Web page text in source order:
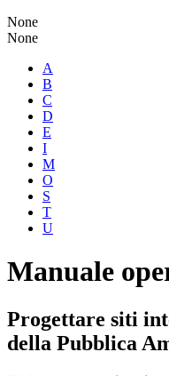
None
None
A
B
C
D
E
I
M
O
S
T
U
Manuale
Progettare siti
della Pubblica